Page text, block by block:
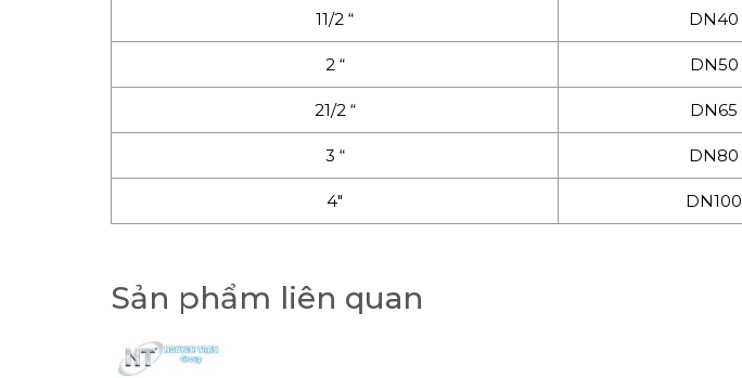
11/2 “ DN40
2 “ DN50
21/2 “ DN65
3 “ DN80
4″ DN100
Sản phẩm liên quan